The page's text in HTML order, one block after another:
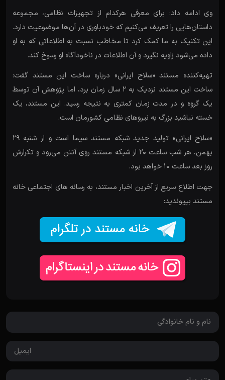
وی ادامه داد: برای معرفی هرکدام از تجهیزات نظامی، مجموعه
داستان‌هایی را تعریف می‌کنیم که خودباوری در آن‌ها موضوعیت دارد.
این تکنیک به ما کمک کرد تا مخاطب نسبت به اطلاعاتی که به او
داده می‌شود زاویه نگیرد و آن اطلاعات در ناخودآگاه او رسوخ کند.
تهیه‌کننده مستند «سلاح ایرانی» درباره ساخت این مستند گفت:
ساخت این مستند نزدیک به ۲ سال زمان برد، اما پژوهش آن توسط
یک گروه و در مدت زمان کمتری به نتیجه رسید. این مستند، یک
خسته نباشید بزرگ به نیرو‌های نظامی کشورمان است.
«سلاح ایرانی» تولید جدید شبکه مستند سیما است و از شنبه ۲۹
بهمن، هر شب ساعت ۲۰ از شبکه مستند روی آنتن می‌رود و تکرارش
روز بعد ساعت ۱۰ خواهد بود.
جهت اطلاع سریع از آخرین اخبار مستند، به رسانه های اجتماعی خانه
مستند بپیوندید: